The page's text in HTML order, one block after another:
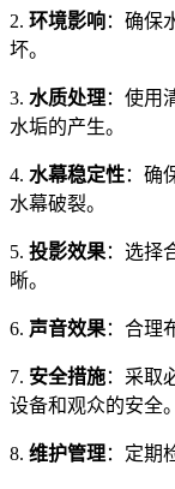
2. 环境影响：确保
坏。
3. 水质处理：使用
水垢的产生。
4. 水幕稳定性：确
水幕破裂。
5. 投影效果：选择
晰。
6. 声音效果：合理
7. 安全措施：采取
设备和观众的安全。
8. 维护管理：定期